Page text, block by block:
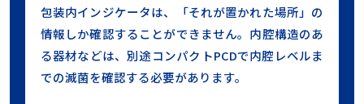
包装内インジケータは、「それが置かれた場所」の
情報しか確認することができません。内腔構造のあ
る器材などは、別途コンパクトPCDで内腔レベルま
での滅菌を確認する必要があります。